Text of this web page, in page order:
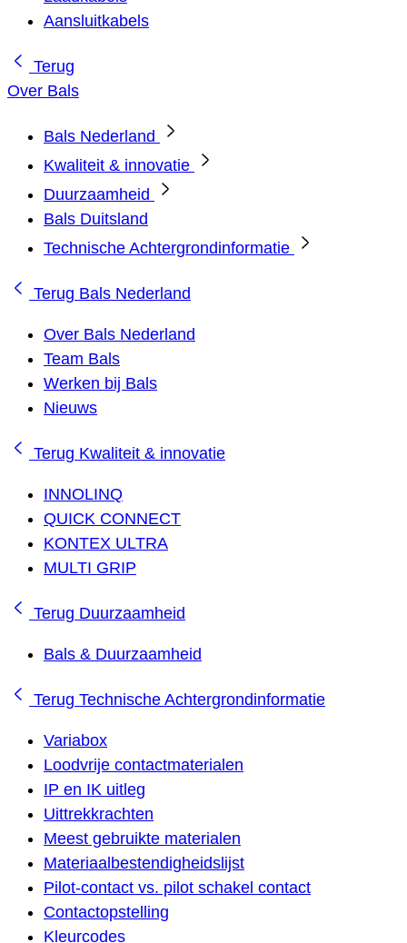
Aansluitkabels
Terug
Over Bals
Bals Nederland
Kwaliteit & innovatie
Duurzaamheid
Bals Duitsland
Technische Achtergrondinformatie
Terug Bals Nederland
Over Bals Nederland
Team Bals
Werken bij Bals
Nieuws
Terug Kwaliteit & innovatie
INNOLINQ
QUICK CONNECT
KONTEX ULTRA
MULTI GRIP
Terug Duurzaamheid
Bals & Duurzaamheid
Terug Technische Achtergrondinformatie
Variabox
Loodvrije contactmaterialen
IP en IK uitleg
Uittrekkrachten
Meest gebruikte materialen
Materiaalbestendigheidslijst
Pilot-contact vs. pilot schakel contact
Contactopstelling
Kleurcodes